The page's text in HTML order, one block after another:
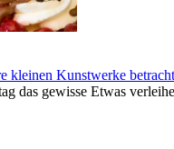
kleinen Kunstwerke
das gewisse Etwas